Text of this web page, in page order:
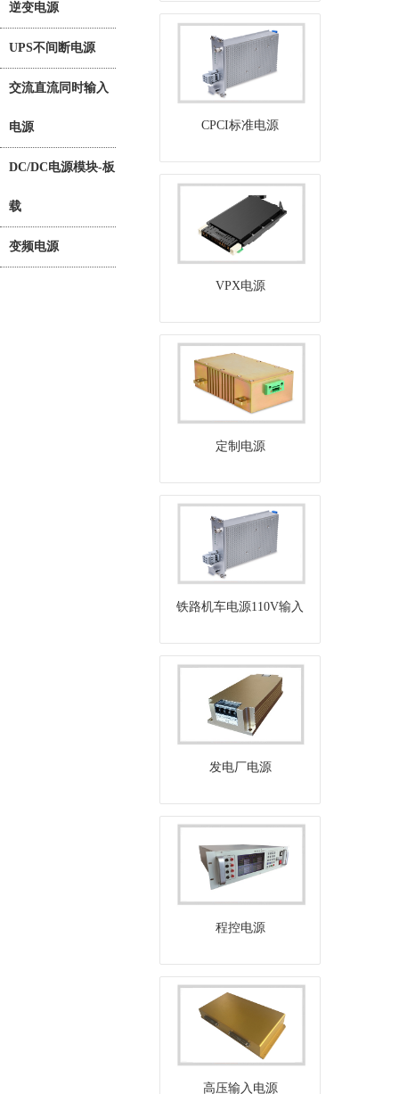
逆变电源
UPS不间断电源
交流直流同时输入
电源
DC/DC电源模块-板
载
变频电源
CPCI标准电源
VPX电源
定制电源
铁路机车电源110V输入
发电厂电源
程控电源
高压输入电源